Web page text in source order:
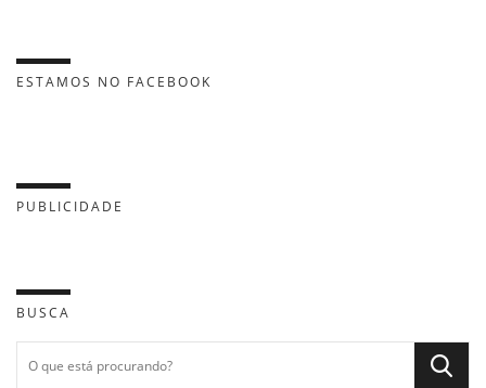
ESTAMOS NO FACEBOOK
PUBLICIDADE
BUSCA